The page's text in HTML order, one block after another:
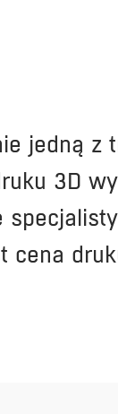
jedną z
3D
cena